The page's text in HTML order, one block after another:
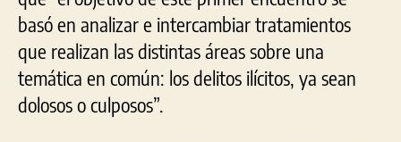
basó en analizar e intercambiar tratamientos
que realizan las distintas áreas sobre una
temática en común: los delitos ilícitos, ya sean
dolosos o culposos”.